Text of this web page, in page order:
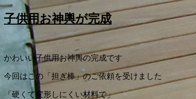
稿
者
稿
日:
ッ
デ
キ
新
た
な
子供用お神輿が完成
かわいい子供用お神輿の完成です
今回はこの「担ぎ棒」のご依頼を受けました
「硬くて変形しにくい材料で」